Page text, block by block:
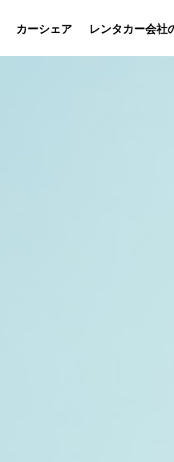
カーシェア レンタカー会社